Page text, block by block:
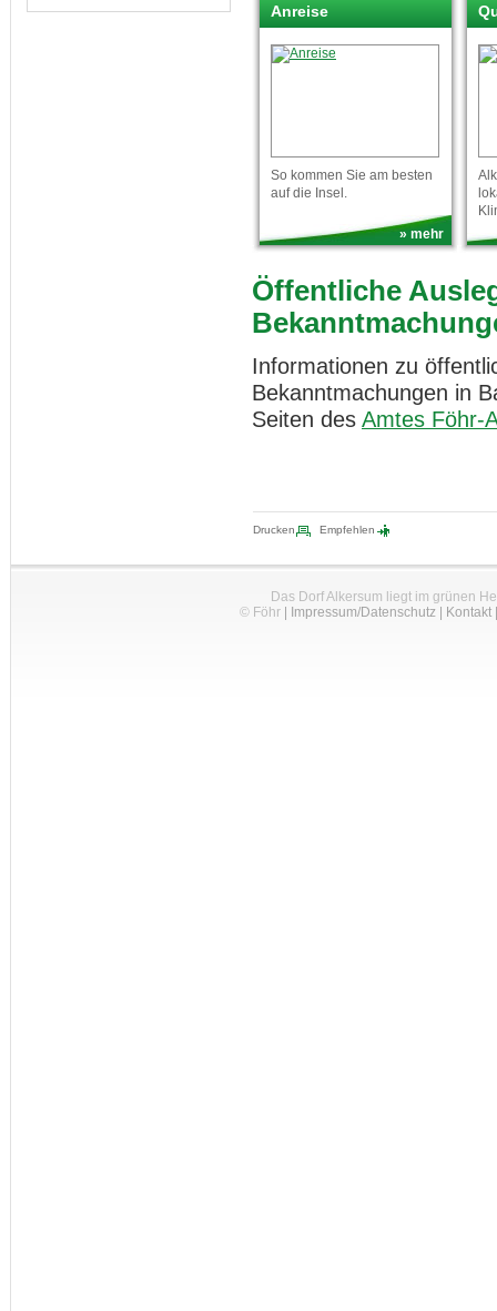
Anreise
So kommen Sie am besten
auf die Insel.
» mehr
Öffentliche
Informationen zu
Bekanntmachungen in
Seiten des Amtes Föhr-
Drucken Empfehlen
Das Dorf Alkersum liegt im grünen
© Föhr| Impressum/Datenschutz| Kontakt